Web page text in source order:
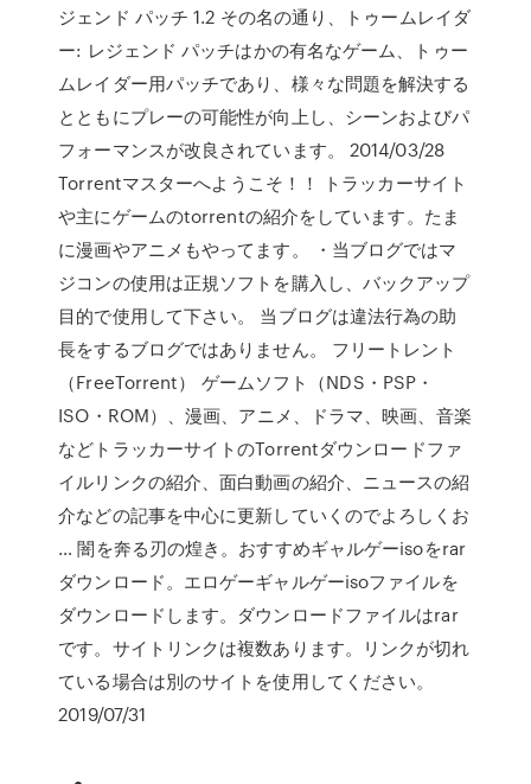
ジェンド パッチ 1.2 その名の通り、トゥームレイダ
ー: レジェンド パッチはかの有名なゲーム、トゥー
ムレイダー用パッチであり、様々な問題を解決する
とともにプレーの可能性が向上し、シーンおよびパ
フォーマンスが改良されています。 2014/03/28
Torrentマスターへようこそ！！ トラッカーサイト
や主にゲームのtorrentの紹介をしています。たま
に漫画やアニメもやってます。 ・当ブログではマ
ジコンの使用は正規ソフトを購入し、バックアップ
目的で使用して下さい。 当ブログは違法行為の助
長をするブログではありません。 フリートレント
（FreeTorrent） ゲームソフト（NDS・PSP・
ISO・ROM）、漫画、アニメ、ドラマ、映画、音楽
などトラッカーサイトのTorrentダウンロードファ
イルリンクの紹介、面白動画の紹介、ニュースの紹
介などの記事を中心に更新していくのでよろしくお
… 闇を奔る刃の煌き。おすすめギャルゲーisoをrar
ダウンロード。エロゲーギャルゲーisoファイルを
ダウンロードします。ダウンロードファイルはrar
です。サイトリンクは複数あります。リンクが切れ
ている場合は別のサイトを使用してください。
2019/07/31